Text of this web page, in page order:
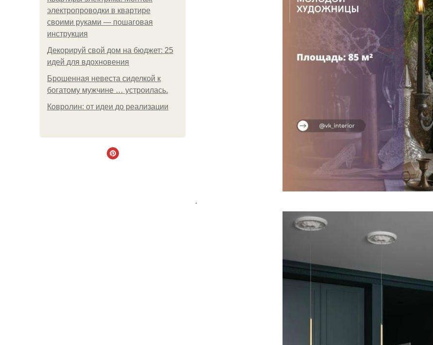
электропроводки в квартире
своими руками — пошаговая
инструкция
Декорируй свой дом на бюджет: 25
идей для вдохновения
Брошенная невеста сиделкой к
богатому мужчине … устроилась.
Ковролин: от идеи до реализации
.